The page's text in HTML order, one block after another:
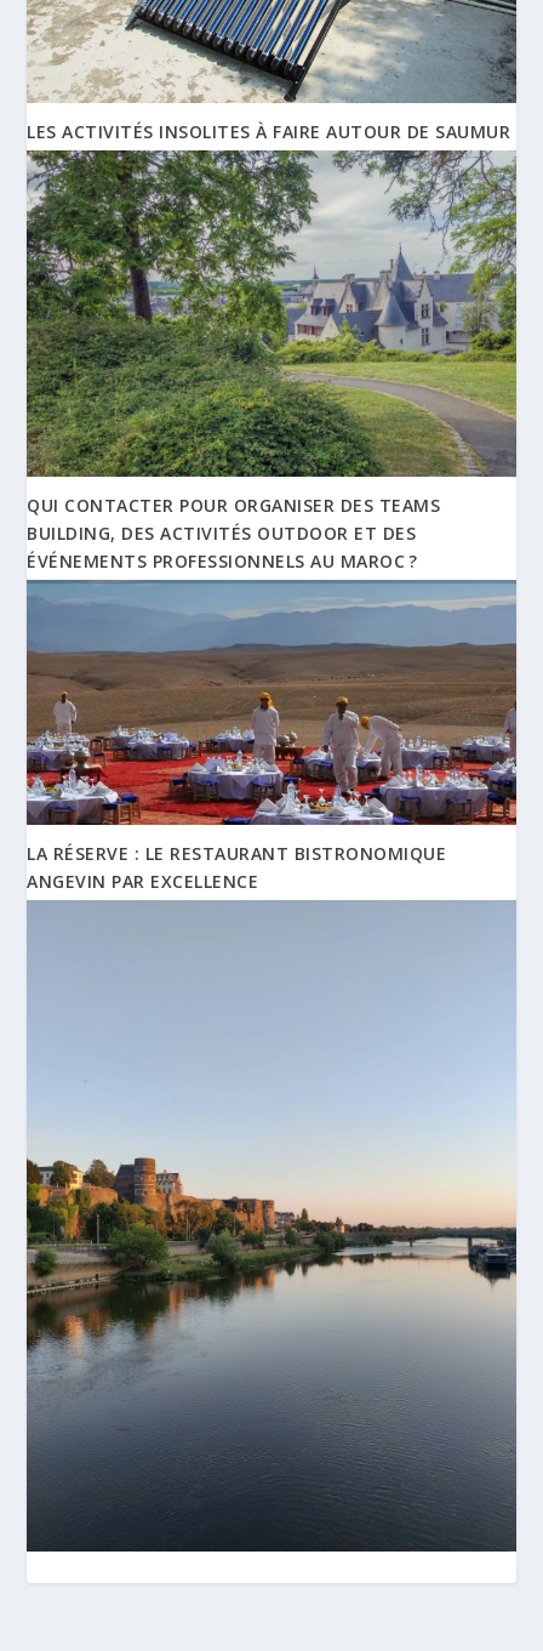
LES ACTIVITÉS INSOLITES À FAIRE AUTOUR DE SAUMUR
QUI CONTACTER POUR ORGANISER DES TEAMS
BUILDING, DES ACTIVITÉS OUTDOOR ET DES
ÉVÉNEMENTS PROFESSIONNELS AU MAROC ?
LA RÉSERVE : LE RESTAURANT BISTRONOMIQUE
ANGEVIN PAR EXCELLENCE